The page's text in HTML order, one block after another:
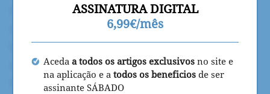
ASSINATURA DIGITAL
6,99€/mês
Aceda a todos os artigos exclusivos no site e
na aplicação e a todos os beneficios de ser
assinante SÁBADO